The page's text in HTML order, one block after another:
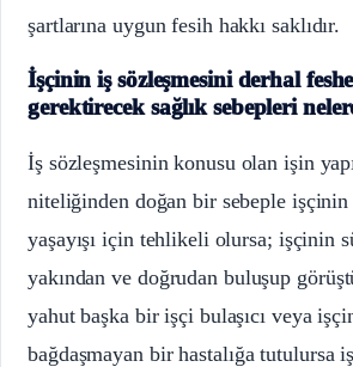
şartlarına uygun fesih hakkı saklıdır.
İşçinin iş sözleşmesini derhal
gerektirecek sağlık sebepleri
İş sözleşmesinin konusu olan işin
niteliğinden doğan bir sebeple işçinin
yaşayışı için tehlikeli olursa; işçinin
yakından ve doğrudan buluşup
yahut başka bir işçi bulaşıcı veya
bağdaşmayan bir hastalığa tutulursa